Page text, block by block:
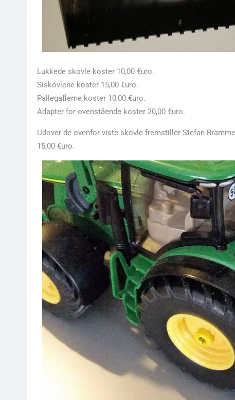
Lukkede skovle koster 10,00 €uro.
Siskovlene koster 15,00 €uro.
Pallegaflerne koster 10,00 €uro.
Adapter for ovenstående koster 20,00 €uro.
Udover de ovenfor viste skovle fremstiller Stefan
15,00 €uro.